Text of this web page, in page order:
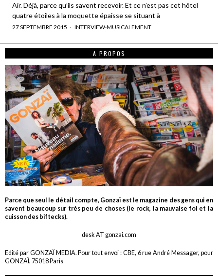
Air. Déjà, parce qu’ils savent recevoir. Et ce n’est pas cet hôtel
quatre étoiles à la moquette épaisse se situant à
27 SEPTEMBRE 2015 INTERVIEW·MUSICALEMENT
A PROPOS
Parce que seul le détail compte, Gonzaï est le magazine des gens qui en
savent beaucoup sur très peu de choses (le rock, la mauvaise foi et la
cuisson des biftecks).
desk AT gonzai.com
Edité par GONZAÏ MEDIA. Pour tout envoi : CBE, 6 rue André Messager, pour
GONZAÏ, 75018 Paris